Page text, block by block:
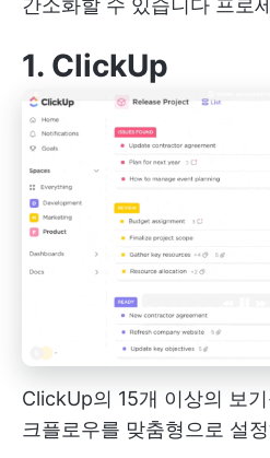
간소화할 수 있습니다 프로
1. ClickUp
ClickUp의 15개 이상의 보
크플로우를 맞춤형으로 설